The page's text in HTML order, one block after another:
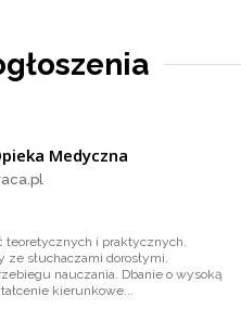
Medyczna
teoretycznych i praktycznych.
ze słuchaczami dorosłymi.
nauczania. Dbanie o wysoką
kierunkowe...